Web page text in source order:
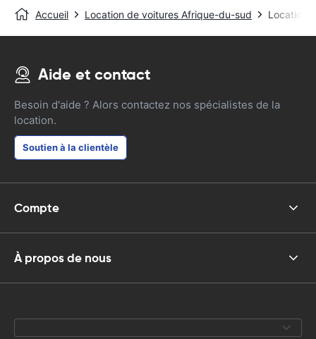
Accueil Location de voitures Afrique-du-sud Location
Aide et contact
Besoin d'aide ? Alors contactez nos spécialistes de la
location.
Soutien à la clientèle
Compte
À propos de nous